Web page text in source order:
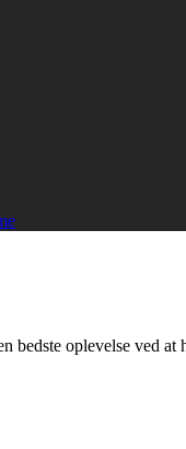
bedste oplevelse ved